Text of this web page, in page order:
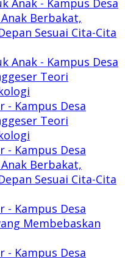
Anak - Kampus Desa
Berbakat,
Sesuai Cita-Cita
Anak - Kampus Desa
Teori
- Kampus Desa
Teori
- Kampus Desa
Berbakat,
Sesuai Cita-Cita
- Kampus Desa
Membebaskan
- Kampus Desa